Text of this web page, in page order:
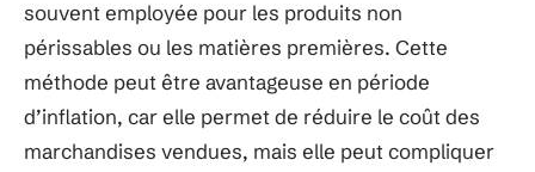
souvent employée pour les produits non
périssables ou les matières premières. Cette
méthode peut être avantageuse en période
d’inflation, car elle permet de réduire le coût des
marchandises vendues, mais elle peut compliquer